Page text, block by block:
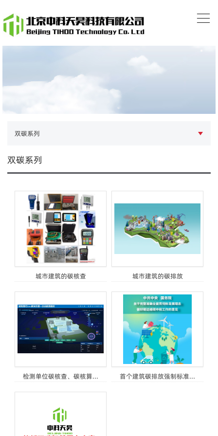
双碳系列
双碳系列
城市建筑的碳核查 城市建筑的碳排放
检测单位碳核查、碳核算... 首个建筑碳排放强制标准...